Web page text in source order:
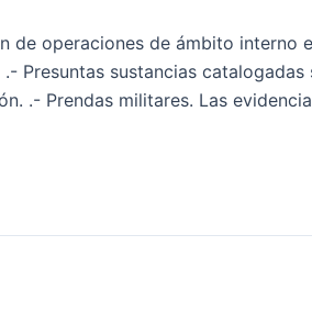
de operaciones de ámbito interno
Presuntas sustancias
.- Prendas militares. Las